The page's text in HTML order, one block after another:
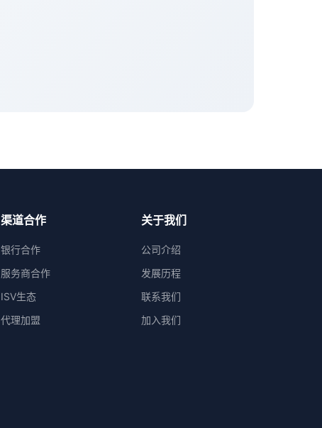
渠道合作
银行合作
服务商合作
ISV生态
代理加盟
关于我们
公司介绍
发展历程
联系我们
加入我们